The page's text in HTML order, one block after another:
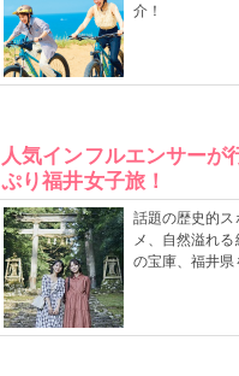
介！
人気インフルエンサーが
ぷり福井女子旅！
話題の歴史的
メ、自然溢れ
の宝庫、福井県